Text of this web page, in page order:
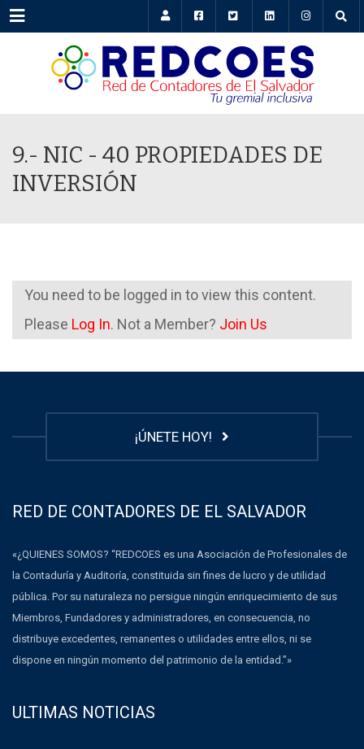
Menu
9.- NIC - 40 PROPIEDADES DE
INVERSIÓN
You need to be logged in to view this content.
Please Log In. Not a Member? Join Us
¡ÚNETE HOY!
RED DE CONTADORES DE EL SALVADOR
«¿QUIENES SOMOS? “REDCOES es una Asociación de Profesionales de
la Contaduría y Auditoría, constituida sin fines de lucro y de utilidad
pública. Por su naturaleza no persigue ningún enriquecimiento de sus
Miembros, Fundadores y administradores, en consecuencia, no
distribuye excedentes, remanentes o utilidades entre ellos, ni se
dispone en ningún momento del patrimonio de la entidad.”»
ULTIMAS NOTICIAS